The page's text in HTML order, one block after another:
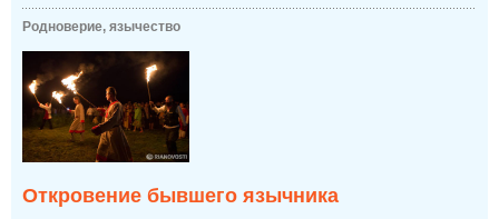
Родноверие, язычество
Откровение бывшего язычника